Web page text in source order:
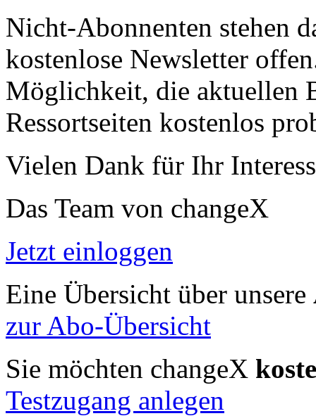
Nicht-Abonnenten stehen
kostenlose Newsletter
Möglichkeit, die aktuellen
Ressortseiten kostenlos
Vielen Dank für Ihr
Das Team von changeX
Jetzt einloggen
Eine Übersicht über unsere
zur Abo-Übersicht
Sie möchten changeX
Testzugang anlegen